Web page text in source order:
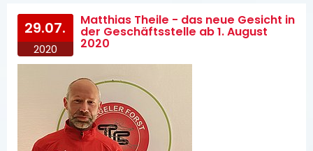
29.07.
2020
Matthias Theile - das neue Gesicht in
der Geschäftsstelle ab 1. August
2020